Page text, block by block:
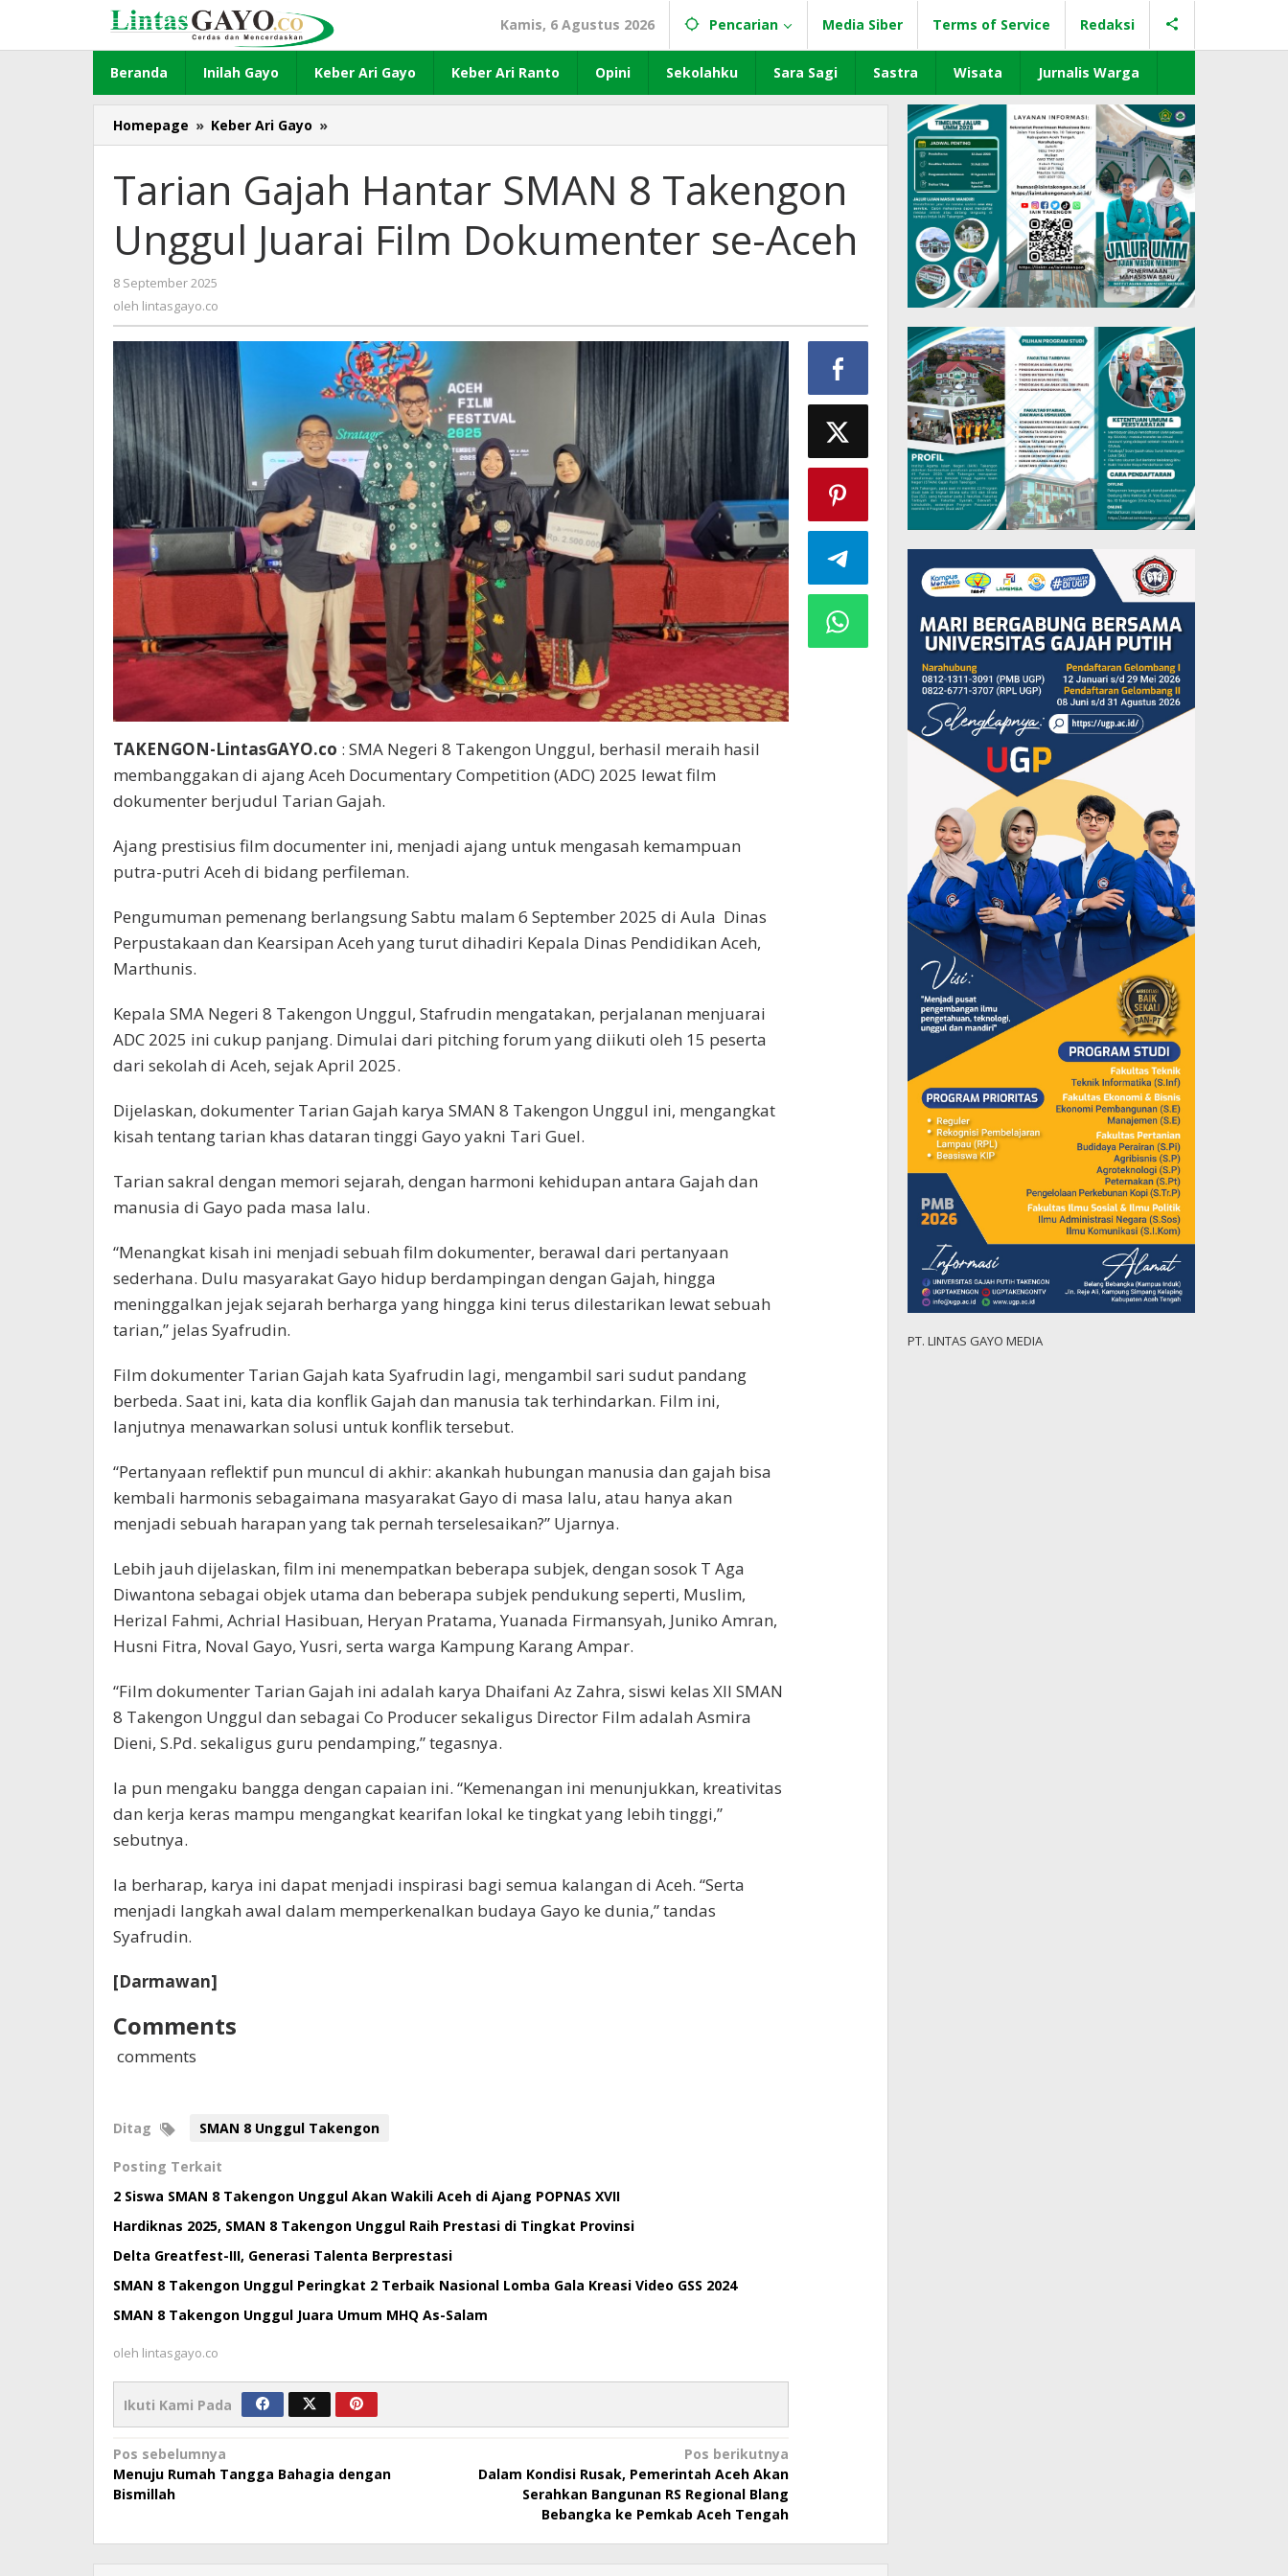
konten
Kamis, 6 Agustus 2026 Pencarian Media Siber Terms of Service Redaksi
Beranda Inilah Gayo Keber Ari Gayo Keber Ari Ranto Opini Sekolahku Sara Sagi Sastra Wisata Jurnalis Warga
Homepage » Keber Ari Gayo »
Gajah
SMAN
8
Takengon
Unggul
se-
Aceh
Tarian Gajah Hantar SMAN 8 Takengon
Unggul Juarai Film Dokumenter se-Aceh
8 September 2025
oleh lintasgayo.co
TAKENGON-LintasGAYO.co : SMA Negeri 8 Takengon Unggul, berhasil meraih hasil
membanggakan di ajang Aceh Documentary Competition (ADC) 2025 lewat film
dokumenter berjudul Tarian Gajah.
Ajang prestisius film documenter ini, menjadi ajang untuk mengasah kemampuan
putra-putri Aceh di bidang perfileman.
Pengumuman pemenang berlangsung Sabtu malam 6 September 2025 di Aula Dinas
Perpustakaan dan Kearsipan Aceh yang turut dihadiri Kepala Dinas Pendidikan Aceh,
Marthunis.
Kepala SMA Negeri 8 Takengon Unggul, Stafrudin mengatakan, perjalanan menjuarai
ADC 2025 ini cukup panjang. Dimulai dari pitching forum yang diikuti oleh 15 peserta
dari sekolah di Aceh, sejak April 2025.
Dijelaskan, dokumenter Tarian Gajah karya SMAN 8 Takengon Unggul ini, mengangkat
kisah tentang tarian khas dataran tinggi Gayo yakni Tari Guel.
Tarian sakral dengan memori sejarah, dengan harmoni kehidupan antara Gajah dan
manusia di Gayo pada masa lalu.
“Menangkat kisah ini menjadi sebuah film dokumenter, berawal dari pertanyaan
sederhana. Dulu masyarakat Gayo hidup berdampingan dengan Gajah, hingga
meninggalkan jejak sejarah berharga yang hingga kini terus dilestarikan lewat sebuah
tarian,” jelas Syafrudin.
Film dokumenter Tarian Gajah kata Syafrudin lagi, mengambil sari sudut pandang
berbeda. Saat ini, kata dia konflik Gajah dan manusia tak terhindarkan. Film ini,
lanjutnya menawarkan solusi untuk konflik tersebut.
“Pertanyaan reflektif pun muncul di akhir: akankah hubungan manusia dan gajah bisa
kembali harmonis sebagaimana masyarakat Gayo di masa lalu, atau hanya akan
menjadi sebuah harapan yang tak pernah terselesaikan?” Ujarnya.
Lebih jauh dijelaskan, film ini menempatkan beberapa subjek, dengan sosok T Aga
Diwantona sebagai objek utama dan beberapa subjek pendukung seperti, Muslim,
Herizal Fahmi, Achrial Hasibuan, Heryan Pratama, Yuanada Firmansyah, Juniko Amran,
Husni Fitra, Noval Gayo, Yusri, serta warga Kampung Karang Ampar.
“Film dokumenter Tarian Gajah ini adalah karya Dhaifani Az Zahra, siswi kelas XII SMAN
8 Takengon Unggul dan sebagai Co Producer sekaligus Director Film adalah Asmira
Dieni, S.Pd. sekaligus guru pendamping,” tegasnya.
Ia pun mengaku bangga dengan capaian ini. “Kemenangan ini menunjukkan, kreativitas
dan kerja keras mampu mengangkat kearifan lokal ke tingkat yang lebih tinggi,”
sebutnya.
Ia berharap, karya ini dapat menjadi inspirasi bagi semua kalangan di Aceh. “Serta
menjadi langkah awal dalam memperkenalkan budaya Gayo ke dunia,” tandas
Syafrudin.
[Darmawan]
Comments
comments
Ditag SMAN 8 Unggul Takengon
Posting Terkait
2 Siswa SMAN 8 Takengon Unggul Akan Wakili Aceh di Ajang POPNAS XVII
Hardiknas 2025, SMAN 8 Takengon Unggul Raih Prestasi di Tingkat Provinsi
Delta Greatfest-III, Generasi Talenta Berprestasi
SMAN 8 Takengon Unggul Peringkat 2 Terbaik Nasional Lomba Gala Kreasi Video GSS 2024
SMAN 8 Takengon Unggul Juara Umum MHQ As-Salam
oleh lintasgayo.co
Ikuti Kami Pada
Navigasi
pos
Pos sebelumnya
Menuju Rumah Tangga Bahagia dengan
Bismillah
Pos berikutnya
Dalam Kondisi Rusak, Pemerintah Aceh Akan
Serahkan Bangunan RS Regional Blang
Bebangka ke Pemkab Aceh Tengah
PT. LINTAS GAYO MEDIA